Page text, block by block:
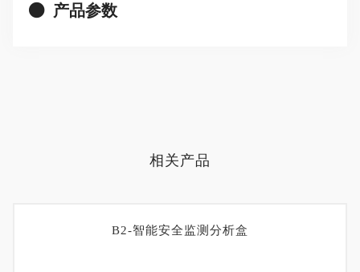
产品参数
相关产品
B2-智能安全监测分析盒